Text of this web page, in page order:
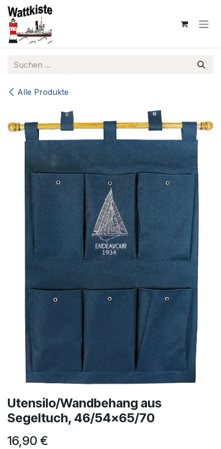
Zum Inhalt springen
Alle Produkte
Utensilo/Wandbehang aus
Segeltuch, 46/54x65/70
16,90 €